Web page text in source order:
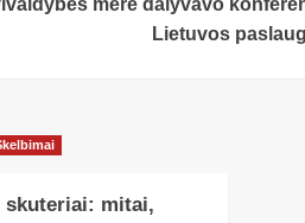
merė dalyvavo
Lietuvos
skuteriai: mitai,